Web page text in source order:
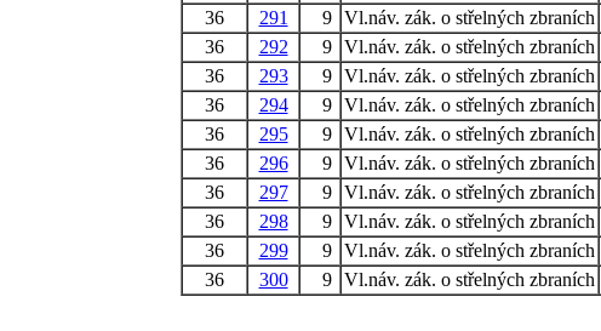
36
291 9 Vl.náv. zák. o střelných zbraních
36
292 9 Vl.náv. zák. o střelných zbraních
36
293 9 Vl.náv. zák. o střelných zbraních
36
294 9 Vl.náv. zák. o střelných zbraních
36
295 9 Vl.náv. zák. o střelných zbraních
36
296 9 Vl.náv. zák. o střelných zbraních
36
297 9 Vl.náv. zák. o střelných zbraních
36
298 9 Vl.náv. zák. o střelných zbraních
36
299 9 Vl.náv. zák. o střelných zbraních
36
300 9 Vl.náv. zák. o střelných zbraních